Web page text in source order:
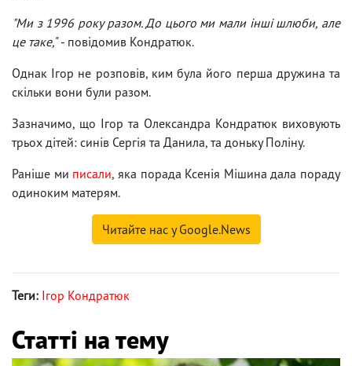
"Ми з 1996 року разом. До цього ми мали інші шлюби, але
це таке," - повідомив Кондратюк.
Однак Ігор не розповів, ким була його перша дружина та
скільки вони були разом.
Зазначимо, що Ігор та Олександра Кондратюк виховують
трьох дітей: синів Сергія та Данила, та доньку Поліну.
Раніше ми писали, яка порада Ксенія Мішина дала пораду
одиноким матерям.
Читайте нас у Google.News
Теги: Ігор Кондратюк
Статті на тему